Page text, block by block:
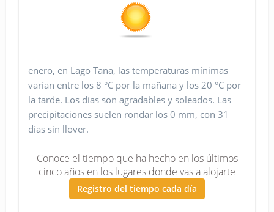
enero, en Lago Tana, las temperaturas mínimas
varían entre los 8 °C por la mañana y los 20 °C por
la tarde. Los días son agradables y soleados. Las
precipitaciones suelen rondar los 0 mm, con 31
días sin llover.
Conoce el tiempo que ha hecho en los últimos
cinco años en los lugares donde vas a alojarte
Registro del tiempo cada día